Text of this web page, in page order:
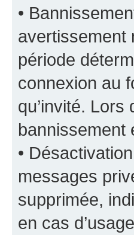
•
avertissement
période
connexion au
qu’invité.
bannissement
•
messages
supprimée,
en cas